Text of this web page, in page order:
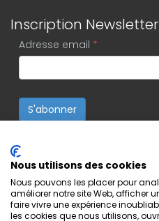
Inscription Newsletter
Adresse email *
S'abonner
Nous utilisons des cookies
Nous pouvons les placer pour
améliorer notre site Web, afficher
faire vivre une expérience
les cookies que nous utilisons,